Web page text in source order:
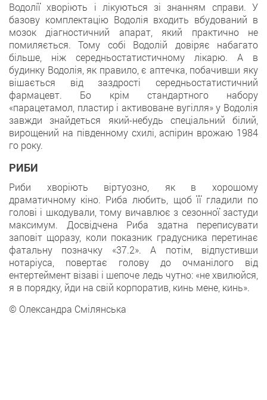
Водолії хворіють і лікуються зі знанням справи. У
базову комплектацію Водолія входить вбудований в
мозок діагностичний апарат, який практично не
помиляється. Тому собі Водолій довіряє набагато
більше, ніж середньостатистичному лікарю. А в
будинку Водолія, як правило, є аптечка, побачивши яку
вішається від заздрості середньостатистичний
фармацевт. Бо крім стандартного набору
«парацетамол, пластир і активоване вугілля» у Водолія
завжди знайдеться який-небудь спеціальний білий,
вирощений на південному схилі, аспірин врожаю 1984
го року.
РИБИ
Риби хворіють віртуозно, як в хорошому
драматичному кіно. Риба любить, щоб її гладили по
голові і шкодували, тому вичавлює з сезонної застуди
максимум. Досвідчена Риба здатна переписувати
заповіт щоразу, коли показник градусника перетинає
фатальну позначку «37.2». А потім, відпустивши
нотаріуса, повертає голову до очманілого від
ентертеймент візаві і шепоче ледь чутно: «не хвилюйся,
я в порядку, йди на свій корпоратив, кинь мене, кинь».
© Олександра Смілянська